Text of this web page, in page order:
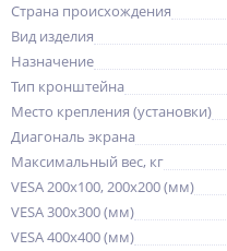
Страна происхождения
Вид изделия
Назначение
Тип кронштейна
Место крепления (установки)
Диагональ экрана
Максимальный вес, кг
VESA 200x100, 200x200 (мм)
VESA 300x300 (мм)
VESA 400x400 (мм)